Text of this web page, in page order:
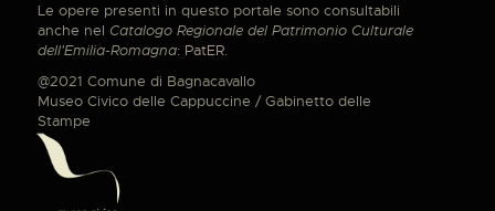
Le opere presenti in questo portale sono consultabili
anche nel Catalogo Regionale del Patrimonio Culturale
dell'Emilia-Romagna: PatER.
@2021 Comune di Bagnacavallo
Museo Civico delle Cappuccine / Gabinetto delle
Stampe